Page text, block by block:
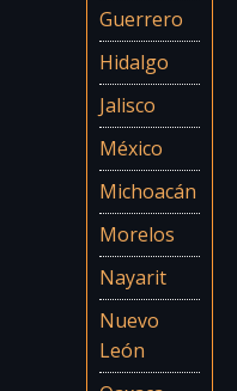
Guerrero
Hidalgo
Jalisco
México
Michoacán
Morelos
Nayarit
Nuevo
León